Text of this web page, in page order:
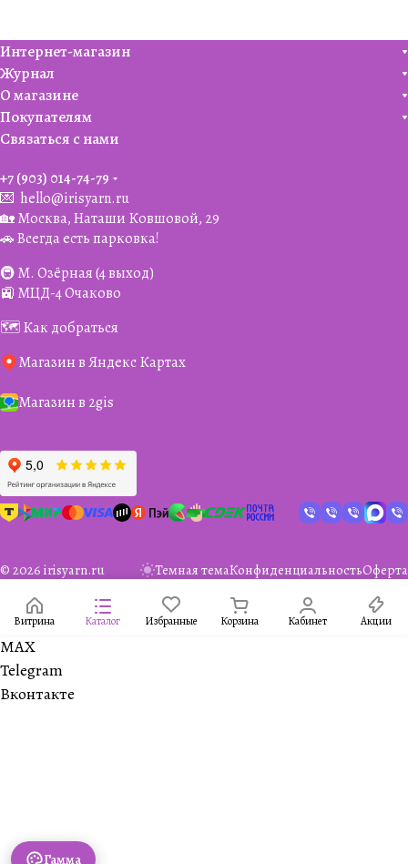
Интернет-магазин
Журнал
О магазине
Покупателям
Связаться с нами
+7 (903) 014-74-79‬
💌 hello@irisyarn.ru
🏡 Москва, Наташи Ковшовой, 29
🚗 Всегда есть парковка!
🚇 М. Озёрная (4 выход)
🚉 МЦД-4 Очаково
🗺️ Как добраться
Магазин в Яндекс Картах
Магазин в 2gis
© 2026 irisyarn.ru Темная темаКонфиденциальностьОферта
Витрина Каталог Избранные Корзина Кабинет Акции
Гамма
MAX
Telegram
Вконтакте